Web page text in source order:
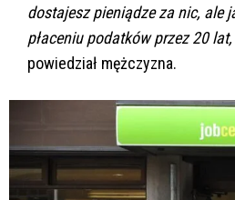
dostajesz pieniądze za nic, ale
płaceniu podatków przez 20
powiedział mężczyzna.